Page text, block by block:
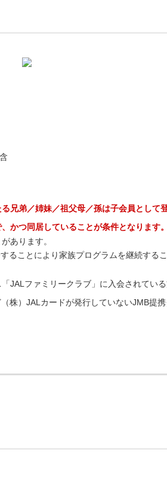
兄弟／姉妹／祖父母／孫は子会員として
かつ同居していることが条件となります。
あります。
ことにより家族プログラムを継続するこ
JALファミリークラブ」に入会されている
株）JALカードが発行していないJMB提